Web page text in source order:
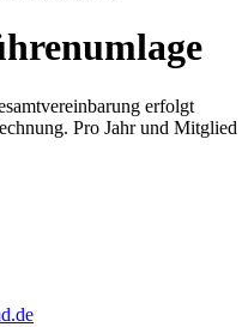
erfolgt
Pro Jahr und Mitglied